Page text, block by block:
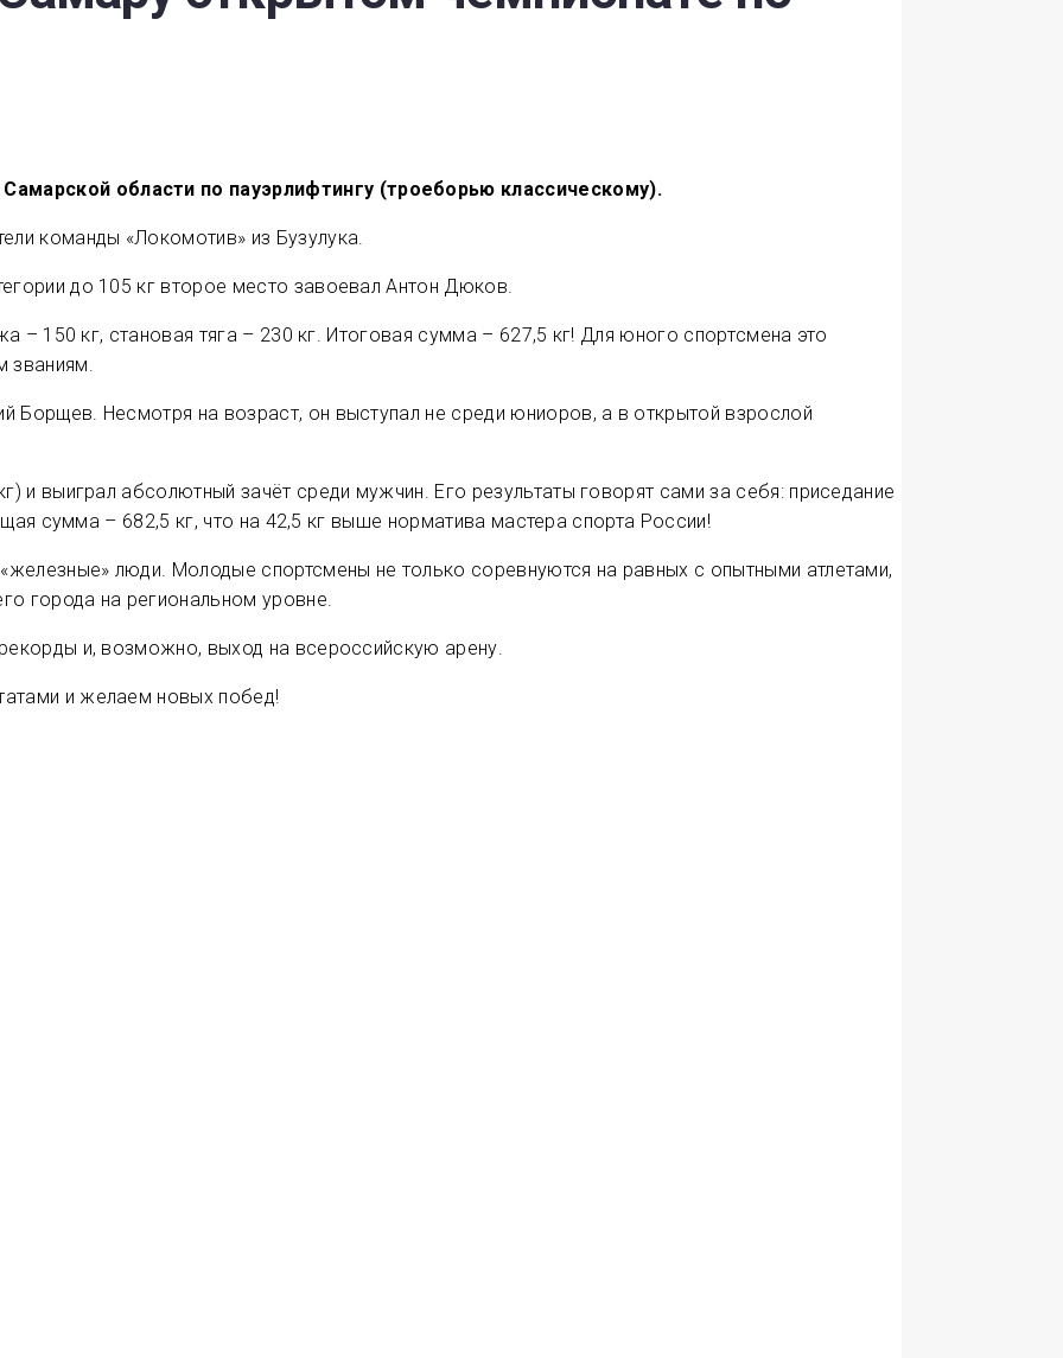
области по пауэрлифтингу (троеборью классическому).
команды «Локомотив» из Бузулука.
до 105 кг второе место завоевал Антон Дюков.
– 150 кг, становая тяга – 230 кг. Итоговая сумма – 627,5 кг! Для юного спорт­смена это
званиям.
Борщев. Несмотря на возраст, он выступал не среди юниоров, а в открытой взрослой
и выиграл абсолютный зачёт среди мужчин. Его результаты говорят сами за себя: приседание
сумма – 682,5 кг, что на 42,5 кг выше норматива мастера спорта России!
люди. Молодые спортсмены не только соревнуются на равных с опытными атлетами,
города на региональном уровне.
и, возможно, выход на всероссийскую арену.
и желаем новых побед!